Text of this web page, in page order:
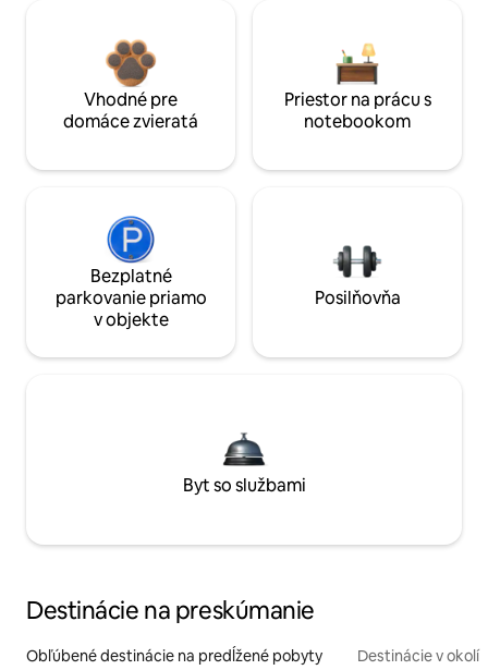
Vhodné pre
domáce zvieratá
Priestor na prácu s
notebookom
Bezplatné
parkovanie priamo
v objekte
Posilňovňa
Byt so službami
Destinácie na preskúmanie
Obľúbené destinácie na predĺžené pobyty Destinácie v okolí